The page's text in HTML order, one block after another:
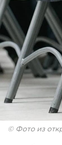
© Фото из